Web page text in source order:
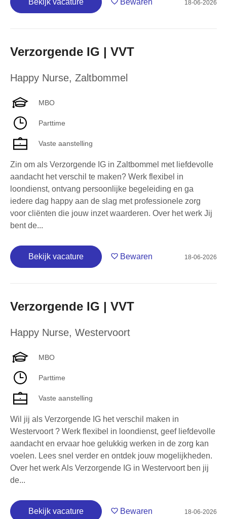
Bekijk vacature Bewaren 18-06-2026
Verzorgende IG | VVT
Happy Nurse, Zaltbommel
MBO
Parttime
Vaste aanstelling
Zin om als Verzorgende IG in Zaltbommel met liefdevolle
aandacht het verschil te maken? Werk flexibel in
loondienst, ontvang persoonlijke begeleiding en ga
iedere dag happy aan de slag met professionele zorg
voor cliënten die jouw inzet waarderen. Over het werk Jij
bent de...
Bekijk vacature Bewaren 18-06-2026
Verzorgende IG | VVT
Happy Nurse, Westervoort
MBO
Parttime
Vaste aanstelling
Wil jij als Verzorgende IG het verschil maken in
Westervoort ? Werk flexibel in loondienst, geef liefdevolle
aandacht en ervaar hoe gelukkig werken in de zorg kan
voelen. Lees snel verder en ontdek jouw mogelijkheden.
Over het werk Als Verzorgende IG in Westervoort ben jij
de...
Bekijk vacature Bewaren 18-06-2026